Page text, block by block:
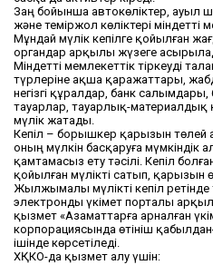
Заң бойынша автокөліктер, ауыл
және теміржол көліктері міндетті
Мұндай мүлік кепілге қойылған
органдар арқылы жүзеге
Міндетті мемлекеттік тіркеуді
түрлеріне ақша қаражаттары,
негізгі құралдар, банк
тауарлар, тауарлық-материалдық
мүлік жатады.
Кепіл – борышкер қарызын төлей
оның мүлкін басқаруға мүмкіндік
қамтамасыз ету тәсілі. Кепіл
қойылған мүлікті сатып, қарызын
Жылжымалы мүлікті кепіл
электронды үкімет порталы
қызмет «Азаматтарға арналған
корпорациясында өтініш
ішінде көрсетіледі.
ХҚКО-да қызмет алу үшін: